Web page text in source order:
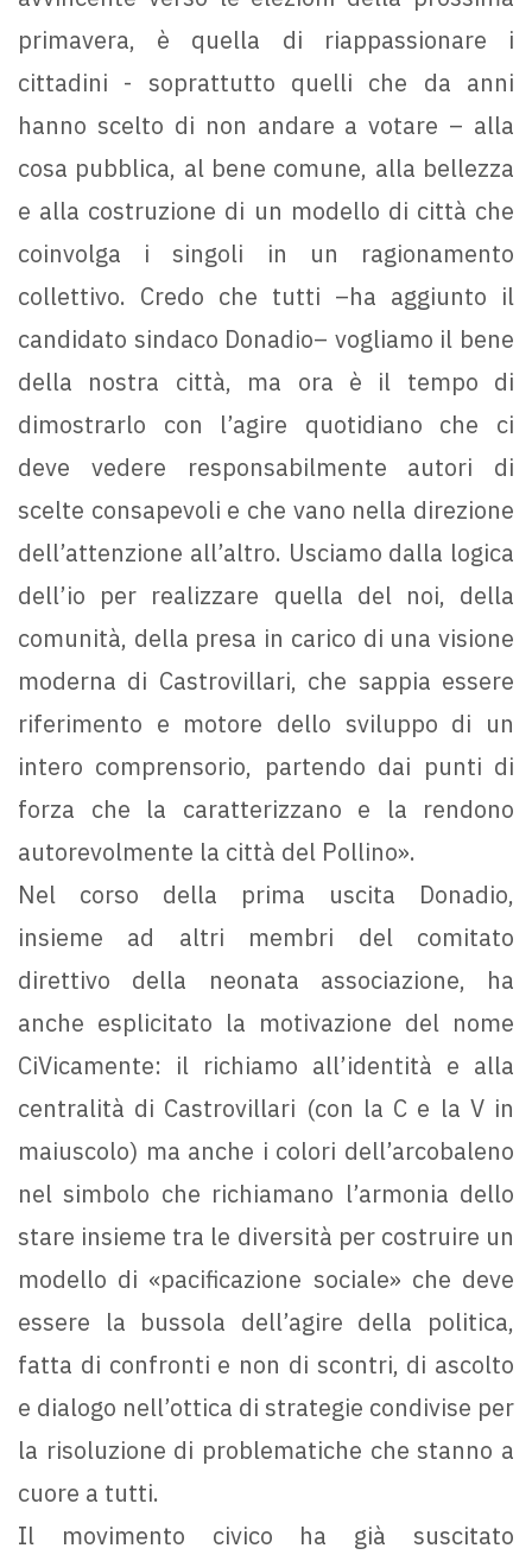
primavera, è quella di riappassionare i
cittadini - soprattutto quelli che da anni
hanno scelto di non andare a votare – alla
cosa pubblica, al bene comune, alla bellezza
e alla costruzione di un modello di città che
coinvolga i singoli in un ragionamento
collettivo. Credo che tutti –ha aggiunto il
candidato sindaco Donadio– vogliamo il bene
della nostra città, ma ora è il tempo di
dimostrarlo con l’agire quotidiano che ci
deve vedere responsabilmente autori di
scelte consapevoli e che vano nella direzione
dell’attenzione all’altro. Usciamo dalla logica
dell’io per realizzare quella del noi, della
comunità, della presa in carico di una visione
moderna di Castrovillari, che sappia essere
riferimento e motore dello sviluppo di un
intero comprensorio, partendo dai punti di
forza che la caratterizzano e la rendono
autorevolmente la città del Pollino».
Nel corso della prima uscita Donadio,
insieme ad altri membri del comitato
direttivo della neonata associazione, ha
anche esplicitato la motivazione del nome
CiVicamente: il richiamo all’identità e alla
centralità di Castrovillari (con la C e la V in
maiuscolo) ma anche i colori dell’arcobaleno
nel simbolo che richiamano l’armonia dello
stare insieme tra le diversità per costruire un
modello di «pacificazione sociale» che deve
essere la bussola dell’agire della politica,
fatta di confronti e non di scontri, di ascolto
e dialogo nell’ottica di strategie condivise per
la risoluzione di problematiche che stanno a
cuore a tutti.
Il movimento civico ha già suscitato